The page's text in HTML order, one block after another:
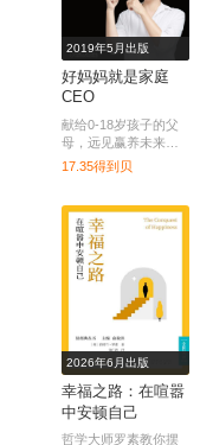
2019年5月出版
好妈妈就是家庭
CEO
献给0-18岁孩子的父
母，远见赢养未来。
引导妈妈以更高的视
孩子。
17.35得到贝
2026年6月出版
幸福之路：在喧嚣
中安顿自己
哲学大师罗素教你摆